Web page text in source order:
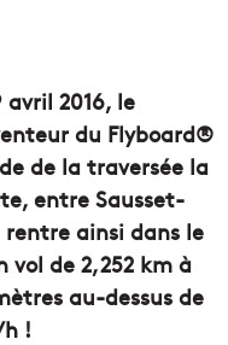
2016, le
du Flyboard®
de la traversée la
entre Sausset-
ainsi dans le
vol de 2,252 km à
au-dessus de
!